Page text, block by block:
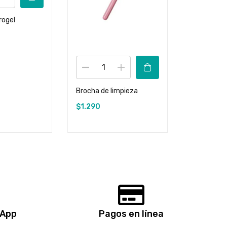
Brocha de limpieza
$1.290
Pagos en línea